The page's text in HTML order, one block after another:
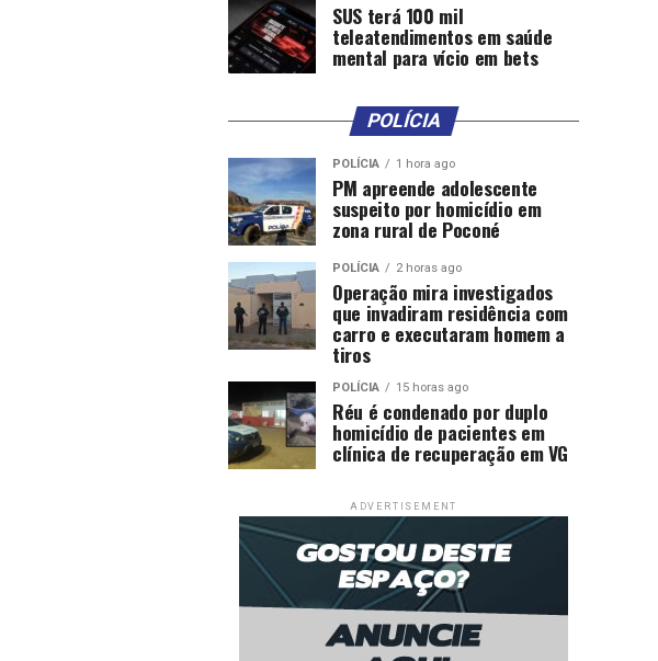
SUS terá 100 mil
teleatendimentos em saúde
mental para vício em bets
POLÍCIA
POLÍCIA 1 hora ago
PM apreende adolescente
suspeito por homicídio em
zona rural de Poconé
POLÍCIA 2 horas ago
Operação mira investigados
que invadiram residência com
carro e executaram homem a
tiros
POLÍCIA 15 horas ago
Réu é condenado por duplo
homicídio de pacientes em
clínica de recuperação em VG
ADVERTISEMENT